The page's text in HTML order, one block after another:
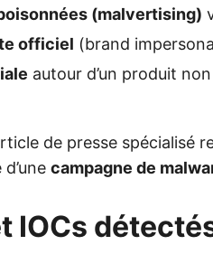
(malvertising)
officiel (brand
autour d’un produit
de presse spécialisé
campagne de
IOCs